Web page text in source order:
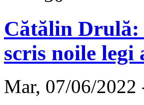
Cătălin Drulă:
scris noile legi
Mar, 07/06/2022